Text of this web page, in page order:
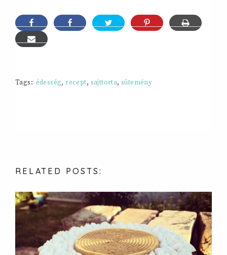
Tags: édesség,recept, sajttorta, sütemény
RELATED POSTS: